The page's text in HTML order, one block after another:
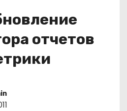
отчетов